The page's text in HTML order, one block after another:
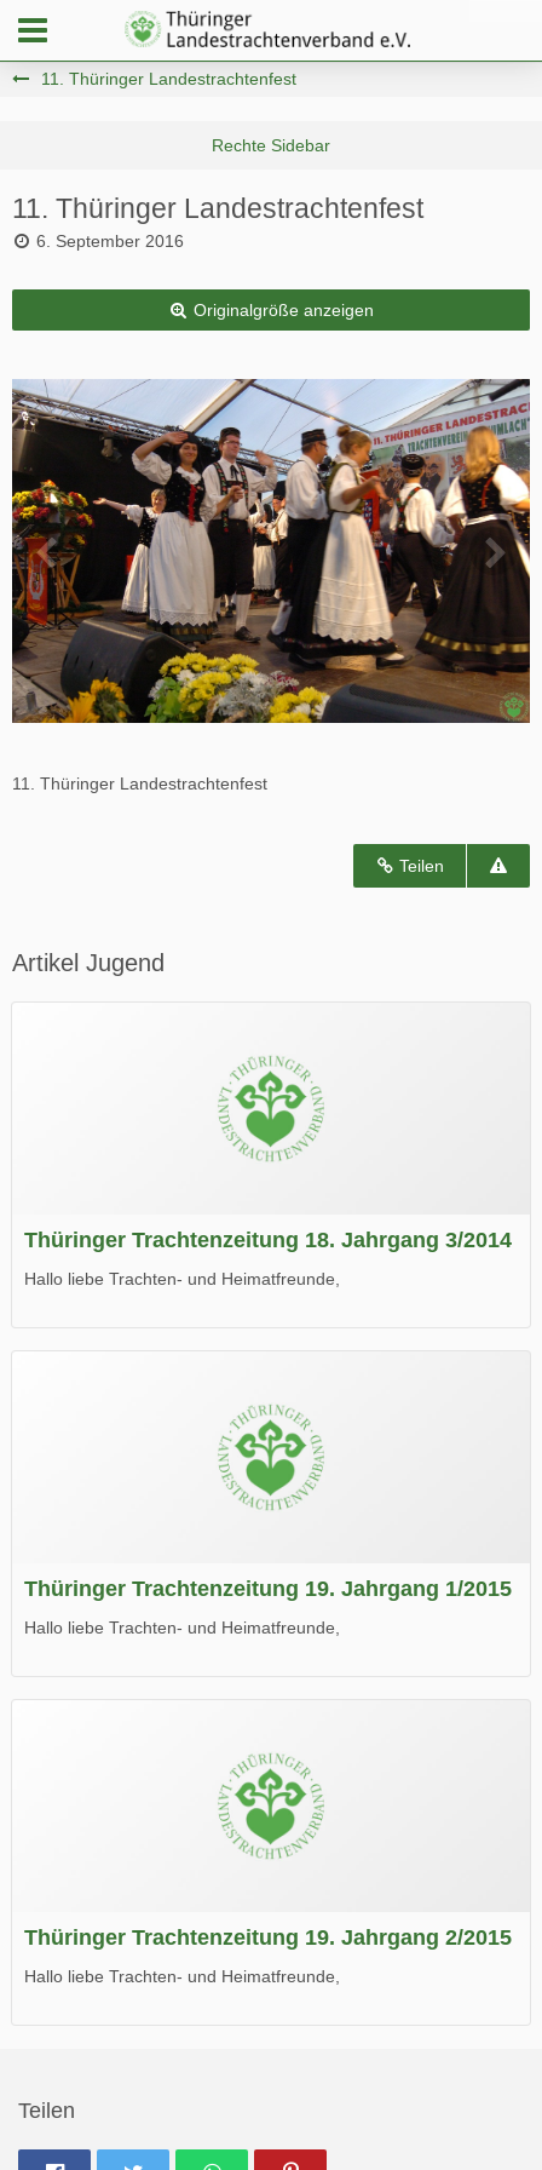
11. Thüringer Landestrachtenfest
11. Thüringer Landestrachtenfest
6. September 2016
Originalgröße anzeigen
11. Thüringer Landestrachtenfest
Teilen
Artikel Jugend
Thüringer Trachtenzeitung 18. Jahrgang 3/2014
Hallo liebe Trachten- und Heimatfreunde,
Wir wünschen Euch viel Spaß beim Lesen.
Thüringer Trachtenzeitung 19. Jahrgang 1/2015
Hallo liebe Trachten- und Heimatfreunde,
Wir wünschen Euch viel Spaß beim Lesen.
Thüringer Trachtenzeitung 19. Jahrgang 2/2015
Hallo liebe Trachten- und Heimatfreunde,
Teilen